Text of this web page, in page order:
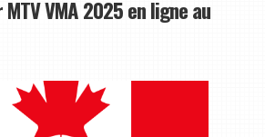
VMA 2025 en ligne au